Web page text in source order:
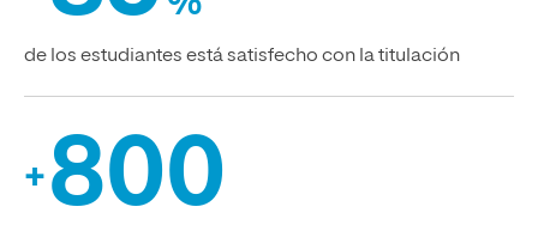
de los estudiantes está satisfecho con la titulación
+ 800